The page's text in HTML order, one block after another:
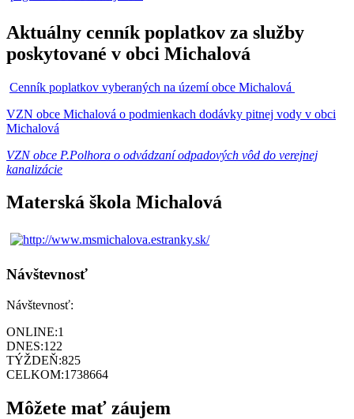
Aktuálny cenník poplatkov za služby
poskytované v obci Michalová
Cenník poplatkov vyberaných na území obce Michalová
VZN obce Michalová o podmienkach dodávky pitnej vody v obci
Michalová
VZN obce P.Polhora o odvádzaní odpadových vôd do verejnej
kanalizácie
Materská škola Michalová
Návštevnosť
Návštevnosť:
ONLINE:1
DNES:122
TÝŽDEŇ:825
CELKOM:1738664
Môžete mať záujem